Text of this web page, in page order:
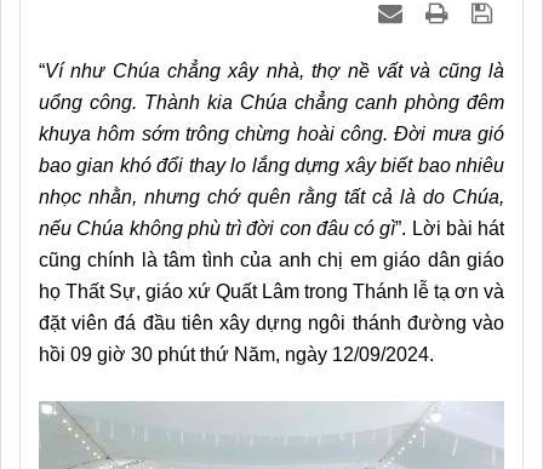
“Ví như Chúa chẳng xây nhà, thợ nề vất và cũng là
uổng công. Thành kia Chúa chẳng canh phòng đêm
khuya hôm sớm trông chừng hoài công. Đời mưa gió
bao gian khó đổi thay lo lắng dựng xây biết bao nhiêu
nhọc nhằn, nhưng chớ quên rằng tất cả là do Chúa,
nếu Chúa không phù trì đời con đâu có gì”. Lời bài hát
cũng chính là tâm tình của anh chị em giáo dân giáo
họ Thất Sự, giáo xứ Quất Lâm trong Thánh lễ tạ ơn và
đặt viên đá đầu tiên xây dựng ngôi thánh đường vào
hồi 09 giờ 30 phút thứ Năm, ngày 12/09/2024.